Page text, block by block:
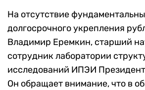
На отсутствие
долгосрочного укрепления
Владимир Еремкин, старший
сотрудник лаборатории
исследований ИПЭИ
Он обращает внимание, что в